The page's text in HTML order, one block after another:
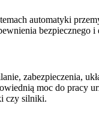
automatyki
bezpiecznego
zabezpieczenia,
moc do pracy
czy silniki.